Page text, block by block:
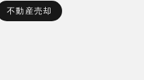
不動産売却